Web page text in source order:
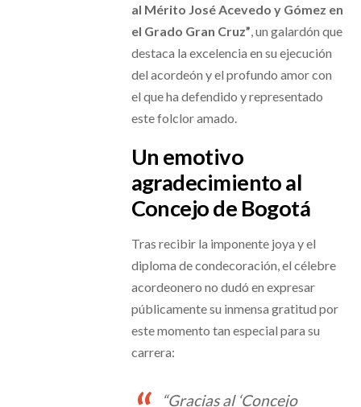
al Mérito José Acevedo y Gómez en
el Grado Gran Cruz” , un galardón que
destaca la excelencia en su ejecución
del acordeón y el profundo amor con
el que ha defendido y representado
este folclor amado.
Un emotivo
agradecimiento al
Concejo de Bogotá
Tras recibir la imponente joya y el
diploma de condecoración, el célebre
acordeonero no dudó en expresar
públicamente su inmensa gratitud por
este momento tan especial para su
carrera:
“Gracias al ‘Concejo